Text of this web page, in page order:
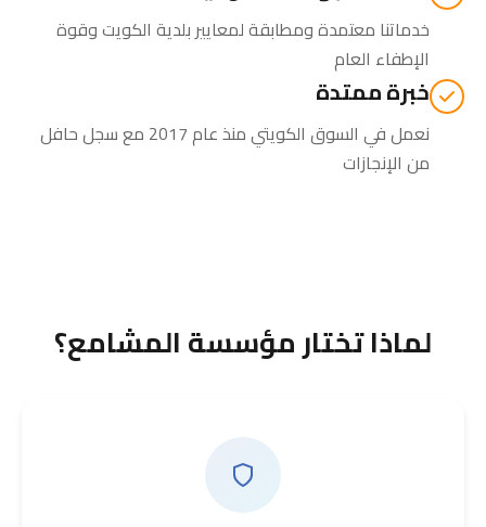
خدماتنا معتمدة ومطابقة لمعايير بلدية الكويت وقوة
الإطفاء العام
خبرة ممتدة
نعمل في السوق الكويتي منذ عام 2017 مع سجل حافل
من الإنجازات
لماذا تختار مؤسسة المشامع؟